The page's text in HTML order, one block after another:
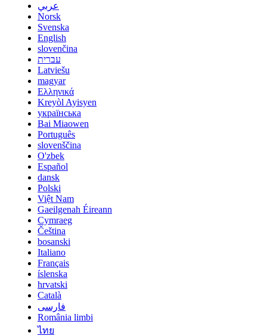
عربي
Norsk
Svenska
English
slovenčina
עברית
Latviešu
magyar
Ελληνικά
Kreyòl Ayisyen
українська
Bai Miaowen
Português
slovenščina
O'zbek
Español
dansk
Polski
Việt Nam
Gaeilgenah Éireann
Cymraeg
Čeština
bosanski
Italiano
Français
íslenska
hrvatski
Català
فارسی
România limbi
ไทย